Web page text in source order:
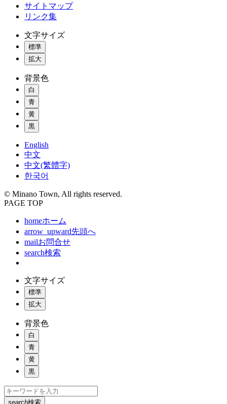
サイトマップ
リンク集
文字サイズ
標準
拡大
背景色
白
青
黄
黒
English
中文
中文(繁體字)
한국어
© Minano Town, All rights reserved.
PAGE TOP
homeホーム
arrow_upward先頭へ
mailお問合せ
search検索
文字サイズ
標準
拡大
背景色
白
青
黄
黒
search検索